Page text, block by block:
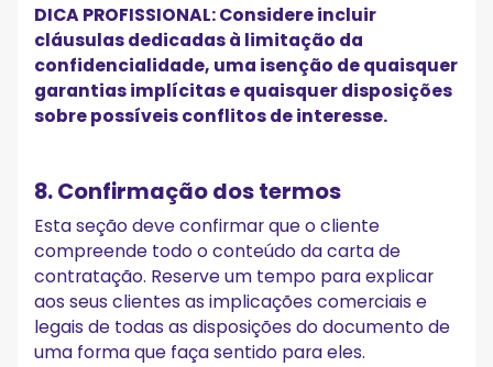
DICA PROFISSIONAL: Considere incluir
cláusulas dedicadas à limitação da
confidencialidade, uma isenção de quaisquer
garantias implícitas e quaisquer disposições
sobre possíveis conflitos de interesse.
8. Confirmação dos termos
Esta seção deve confirmar que o cliente
compreende todo o conteúdo da carta de
contratação. Reserve um tempo para explicar
aos seus clientes as implicações comerciais e
legais de todas as disposições do documento de
uma forma que faça sentido para eles.